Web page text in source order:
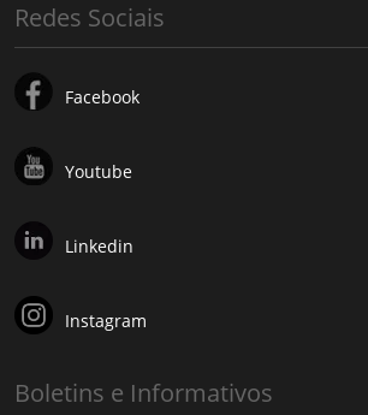
Redes Sociais
Facebook
Youtube
Linkedin
Instagram
Boletins e Informativos